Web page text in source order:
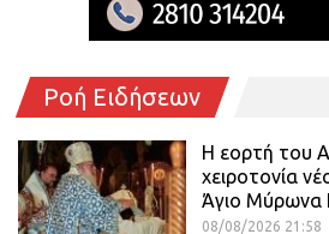
Ροή Ειδήσεων
Η εορτή του
χειροτονία
Άγιο Μύρωνα
08/08/2026 21:58